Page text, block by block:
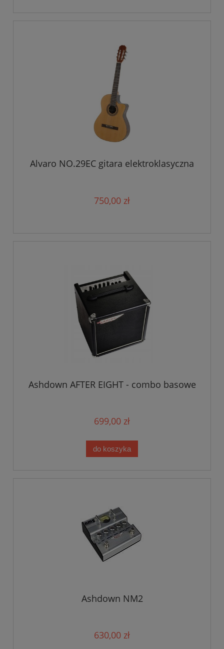
Alvaro NO.29EC gitara elektroklasyczna
750,00 zł
Ashdown AFTER EIGHT - combo basowe
699,00 zł
do koszyka
Ashdown NM2
630,00 zł